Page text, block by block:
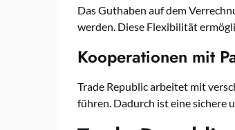
Das Guthaben auf dem
werden. Diese Flexibilität
Kooperationen mit
Trade Republic arbeitet mit
führen. Dadurch ist eine sichere